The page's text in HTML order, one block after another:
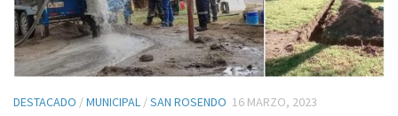
DESTACADO /MUNICIPAL /SAN ROSENDO 16 MARZO, 2023